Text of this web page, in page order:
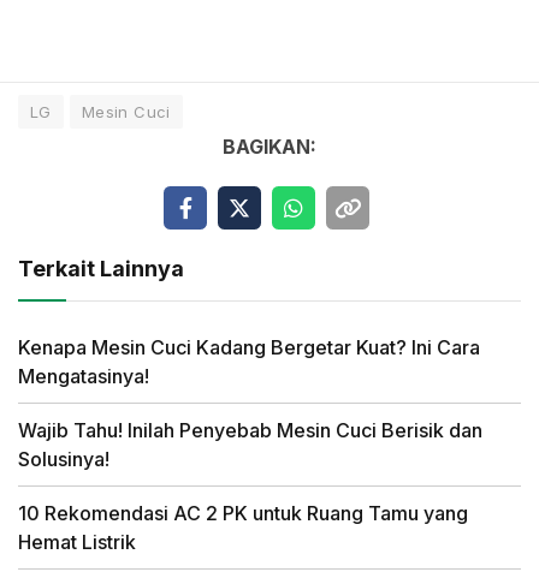
LG Mesin Cuci
BAGIKAN:
Terkait Lainnya
Kenapa Mesin Cuci Kadang Bergetar Kuat? Ini Cara
Mengatasinya!
Wajib Tahu! Inilah Penyebab Mesin Cuci Berisik dan
Solusinya!
10 Rekomendasi AC 2 PK untuk Ruang Tamu yang
Hemat Listrik